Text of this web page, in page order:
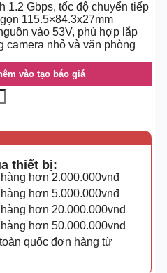
1.2 Gbps, tốc độ chuyển tiếp
115.5×84.3x27mm
vào 53V, phù hợp lắp
camera nhỏ và văn phòng
vào tạo báo giá
thiết bị:
hơn 2.000.000vnđ
hơn 5.000.000vnđ
hơn 20.000.000vnđ
hơn 50.000.000vnđ
quốc đơn hàng từ